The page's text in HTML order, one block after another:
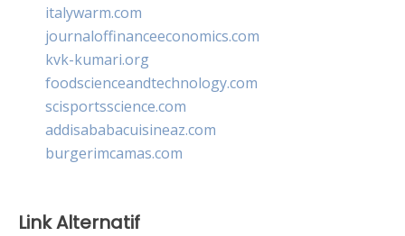
italywarm.com
journaloffinanceeconomics.com
kvk-kumari.org
foodscienceandtechnology.com
scisportsscience.com
addisababacuisineaz.com
burgerimcamas.com
Link Alternatif